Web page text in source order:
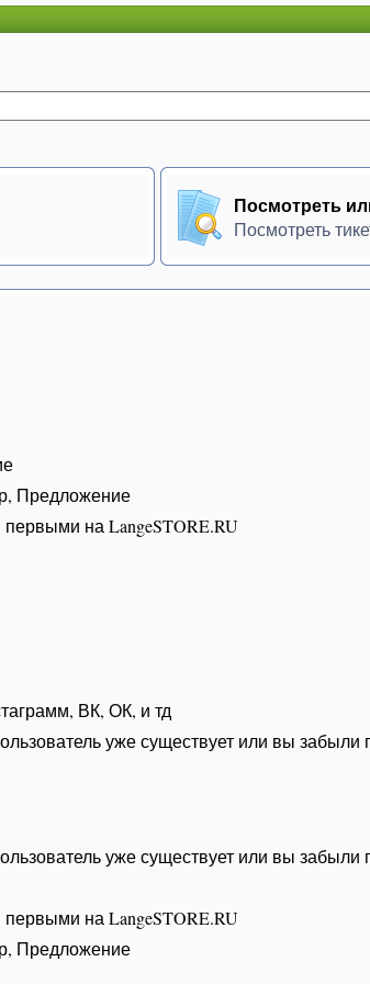
Посмотреть
Посмотреть
Предложение
на LangeSTORE.RU
ВК, ОК, и тд
уже существует или вы забыли
уже существует или вы забыли
на LangeSTORE.RU
Предложение